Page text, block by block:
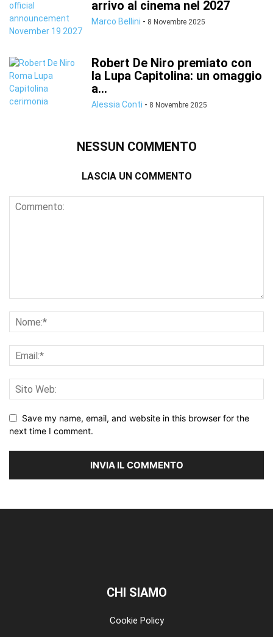
arrivo al cinema nel 2027
Marco Bellini - 8 Novembre 2025
Robert De Niro premiato con
la Lupa Capitolina: un omaggio
a...
Alessia Conti - 8 Novembre 2025
NESSUN COMMENTO
LASCIA UN COMMENTO
Save my name, email, and website in this browser for the
next time I comment.
CHI SIAMO
Cookie Policy